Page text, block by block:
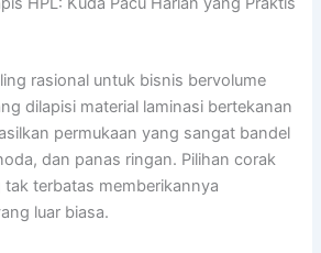
rasional untuk bisnis bervolume
dilapisi material laminasi bertekanan
permukaan yang sangat bandel
dan panas ringan. Pilihan corak
terbatas memberikannya
luar biasa.